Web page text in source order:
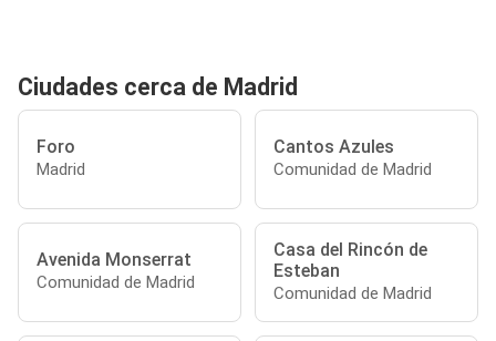
Ciudades cerca de Madrid
Foro
Madrid
Cantos Azules
Comunidad de Madrid
Avenida Monserrat
Comunidad de Madrid
Casa del Rincón de
Esteban
Comunidad de Madrid